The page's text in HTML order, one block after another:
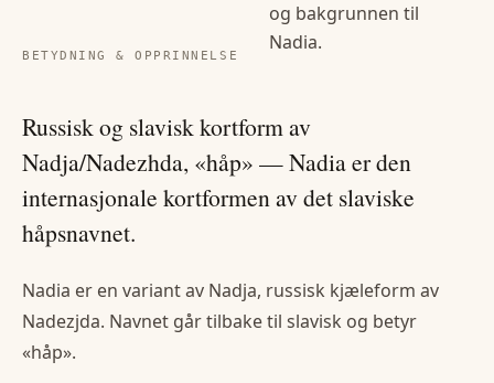
BETYDNING & OPPRINNELSE
og bakgrunnen til
Nadia.
Russisk og slavisk kortform av
Nadja/Nadezhda, «håp» — Nadia er den
internasjonale kortformen av det slaviske
håpsnavnet.
Nadia er en variant av Nadja, russisk kjæleform av
Nadezjda. Navnet går tilbake til slavisk og betyr
«håp».